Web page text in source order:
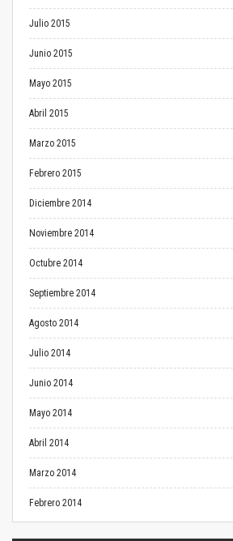
Julio 2015
Junio 2015
Mayo 2015
Abril 2015
Marzo 2015
Febrero 2015
Diciembre 2014
Noviembre 2014
Octubre 2014
Septiembre 2014
Agosto 2014
Julio 2014
Junio 2014
Mayo 2014
Abril 2014
Marzo 2014
Febrero 2014